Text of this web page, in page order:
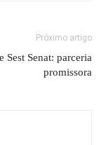
Próximo artigo
Sest Senat: parceria
promissora